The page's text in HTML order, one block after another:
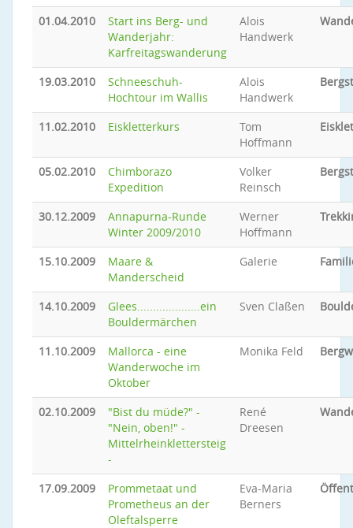
01.04.2010
Start ins Berg- und
Wanderjahr:
Karfreitagswanderung
Alois
Handwerk
19.03.2010
Schneeschuh-
Hochtour im Wallis
Alois
Handwerk
11.02.2010 Eiskletterkurs
Tom
Hoffmann
05.02.2010
Chimborazo
Expedition
Volker
Reinsch
30.12.2009
Annapurna-Runde
Winter 2009/2010
Werner
Hoffmann
15.10.2009
Maare &
Manderscheid
Galerie
14.10.2009
Glees....................ein
Bouldermärchen
Sven Claßen
11.10.2009
Mallorca - eine
Wanderwoche im
Oktober
Monika Feld
02.10.2009
"Bist du müde?" -
"Nein, oben!" -
Mittelrheinklettersteig
-
René
Dreesen
17.09.2009
Prommetaat und
Prometheus an der
Oleftalsperre
Eva-Maria
Berners